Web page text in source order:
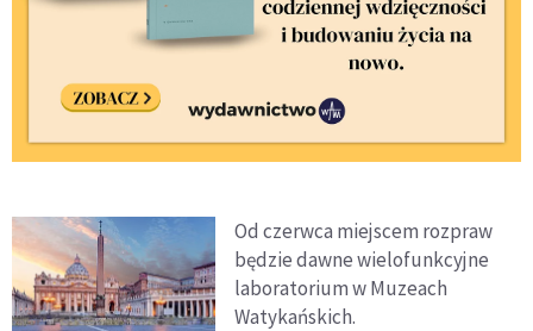
Od czerwca miejscem rozpraw
będzie dawne wielofunkcyjne
laboratorium w Muzeach
Watykańskich.